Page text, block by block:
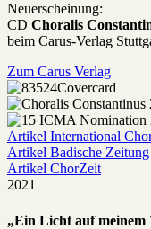
Neuerscheinung:
CD Choralis
beim Carus-Verlag
Zum Carus Verlag
Artikel International
Artikel Badische Zeitung
Artikel ChorZeit
2021
„Ein Licht auf meinem